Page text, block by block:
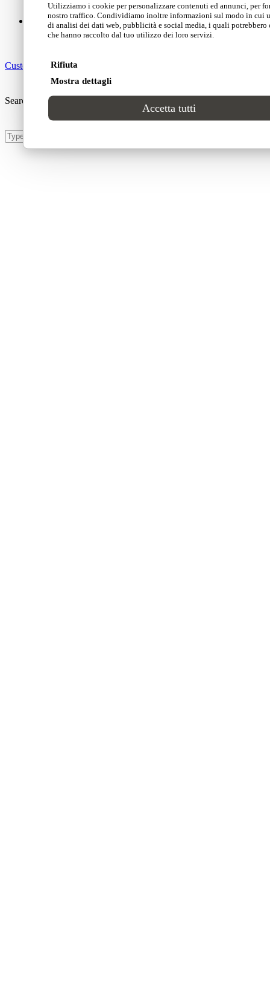
Utilizziamo i cookie per personalizzare contenuti ed annunci, per
nostro traffico. Condividiamo inoltre informazioni sul modo in cui
di analisi dei dati web, pubblicità e social media, i quali
che hanno raccolto dal tuo utilizzo dei loro servizi.
Rifiuta
Mostra dettagli
Accetta tutti
Customer area
Search Site